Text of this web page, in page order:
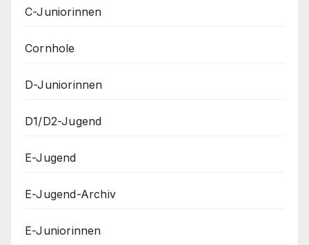
C-Juniorinnen
Cornhole
D-Juniorinnen
D1/D2-Jugend
E-Jugend
E-Jugend-Archiv
E-Juniorinnen